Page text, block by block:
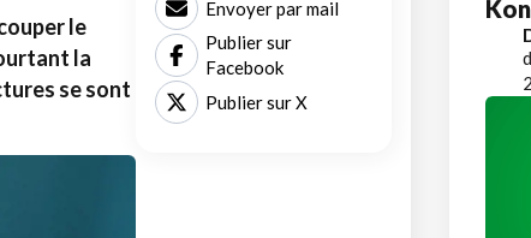
le
la
se sont
Envoyer par mail
Publier sur
Facebook
Publier sur X